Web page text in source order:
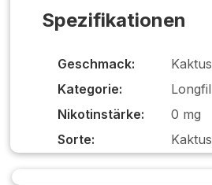
Spezifikationen
Geschmack:
Kategorie:
Nikotinstärke:
0 mg
Sorte: